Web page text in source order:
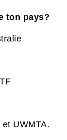
ton pays?
UWMTA.